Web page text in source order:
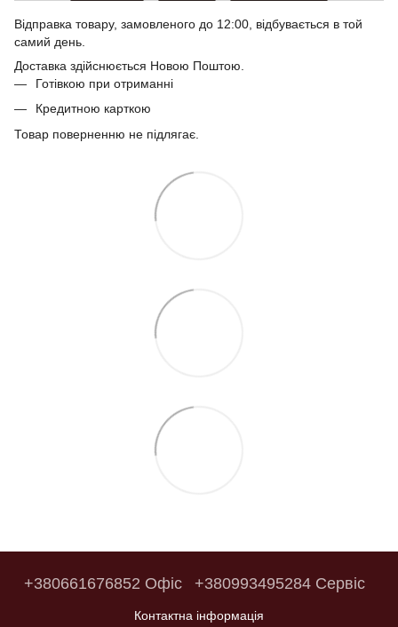
Відправка товару, замовленого до 12:00, відбувається в той
самий день.
Доставка здійснюється Новою Поштою.
Готівкою при отриманні
Кредитною карткою
Товар поверненню не підлягає.
+380661676852 Офіс +380993495284 Сервіс
Контактна інформація